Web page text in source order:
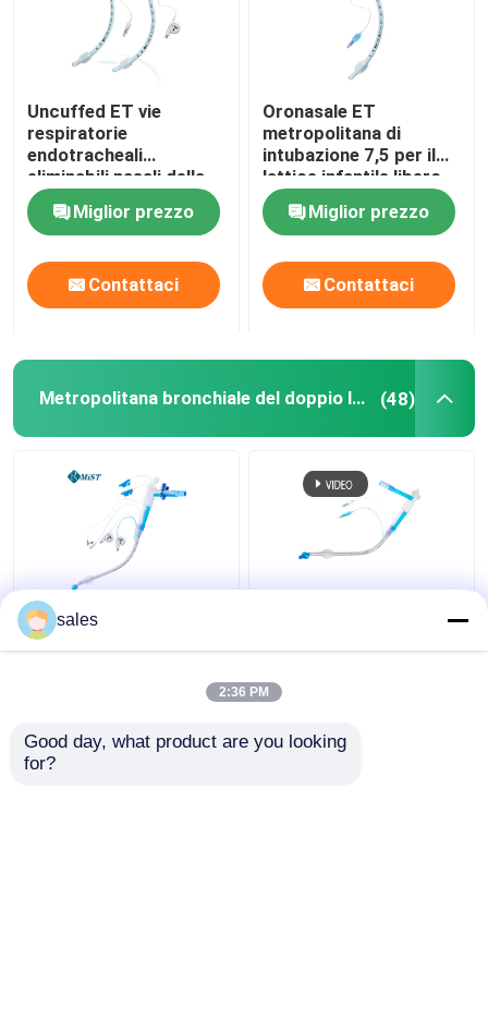
Uncuffed ET vie
respiratorie
endotracheali
eliminabili nasali della
metropolitana per
l'OEM chirurgico
Miglior prezzo
Contattaci
Oronasale ET
metropolitana di
intubazione 7,5 per il
lattice infantile libero
Miglior prezzo
Contattaci
Metropolitana bronchiale del doppio lume (48)
Cannula della trachea
della metropolitana
Cuffed lume del doppio
lume per la
tracheotomia
sales
2:36 PM
Good day, what product are you looking
for?